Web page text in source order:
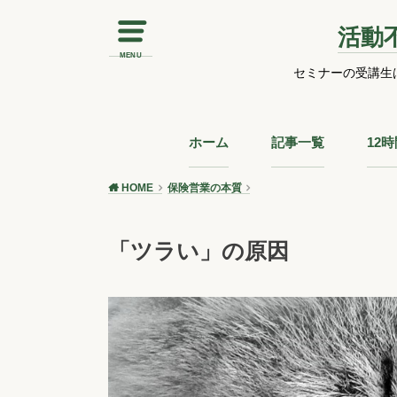
MENU
活動
セミナーの受講
ホーム 記事一覧 12
HOME 保険営業の本質
「ツラい」の原因